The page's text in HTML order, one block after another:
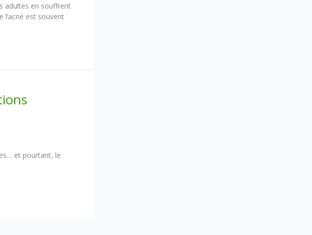
adultes en souffrent
l’acné est souvent
et pourtant, le